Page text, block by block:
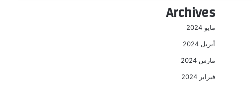
Archives
مايو 2024
أبريل 2024
مارس 2024
فبراير 2024